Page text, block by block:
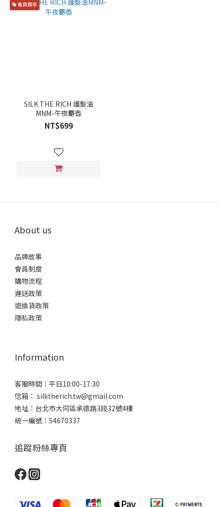
會員獨享
SILK THE RICH 護髮油
MNM-午夜麝香
NT$699
About us
品牌故事
會員制度
購物流程
運送政策
退換貨政策
隱私政策
Information
客服時間：平日10:00-17:30
信箱： silktherich.tw@gmail.com
地址：台北市大同區承德路3段32號4樓
統一編號：54670337
追蹤粉絲專頁